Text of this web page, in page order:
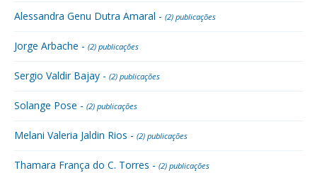
Alessandra Genu Dutra Amaral - (2) publicações
Jorge Arbache - (2) publicações
Sergio Valdir Bajay - (2) publicações
Solange Pose - (2) publicações
Melani Valeria Jaldin Rios - (2) publicações
Thamara França do C. Torres - (2) publicações